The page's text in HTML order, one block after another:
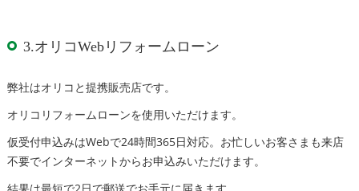
3.オリコWebリフォームローン
弊社はオリコと提携販売店です。
オリコリフォームローンを使用いただけます。
仮受付申込みはWebで24時間365日対応。お忙しいお客さまも来店
不要でインターネットからお申込みいただけます。